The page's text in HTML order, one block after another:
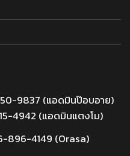
9837 (แอดมินป๊อบอาย)
4942 (แอดมินแตงโม)
896-4149 (Orasa)